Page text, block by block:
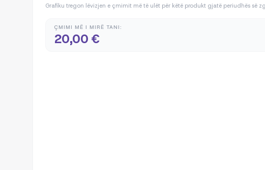
Grafiku tregon lëvizjen e çmimit më të ulët për këtë produkt gjatë periudhës së
ÇMIMI MË I MIRË TANI:
20,00 €